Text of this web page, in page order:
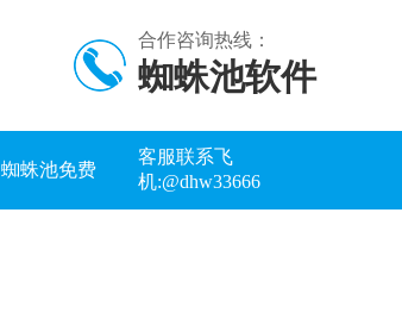
合作咨询热线：
蜘蛛池软件
蜘蛛池免费
客服联系飞
机:@dhw33666